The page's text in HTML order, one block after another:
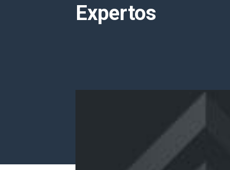
Expertos